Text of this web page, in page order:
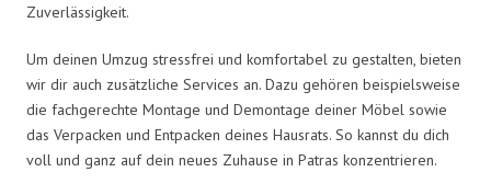
Zuverlässigkeit.
Um deinen Umzug stressfrei und komfortabel zu gestalten, bieten
wir dir auch zusätzliche Services an. Dazu gehören beispielsweise
die fachgerechte Montage und Demontage deiner Möbel sowie
das Verpacken und Entpacken deines Hausrats. So kannst du dich
voll und ganz auf dein neues Zuhause in Patras konzentrieren.